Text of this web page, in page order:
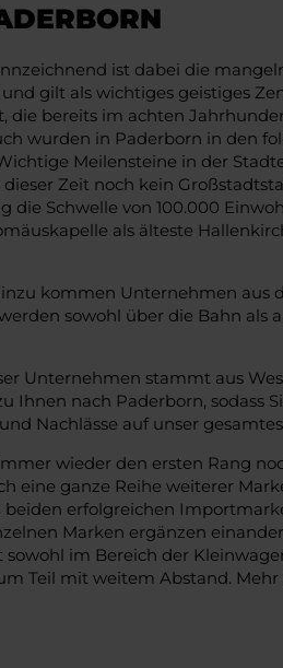
ist dabei die
gilt als wichtiges geistiges
die bereits im achten
wurden in Paderborn in den
Meilensteine in der
Zeit noch kein
Schwelle von 100.000
als älteste
kommen Unternehmen
sowohl über die Bahn als
Unternehmen stammt aus
nach Paderborn, sodass
Nachlässe auf unser
wieder den ersten Rang
eine ganze Reihe weiterer
erfolgreichen
Marken ergänzen
im Bereich der
Teil mit weitem Abstand.